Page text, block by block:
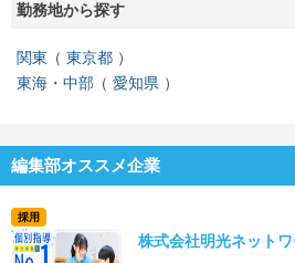
勤務地から探す
関東
東京都
東海・中部
愛知県
編集部オススメ企業
採用
株式会社明光ネット